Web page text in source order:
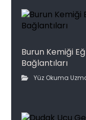
Burun Kemiği
Bağlantıları
Yüz Okuma